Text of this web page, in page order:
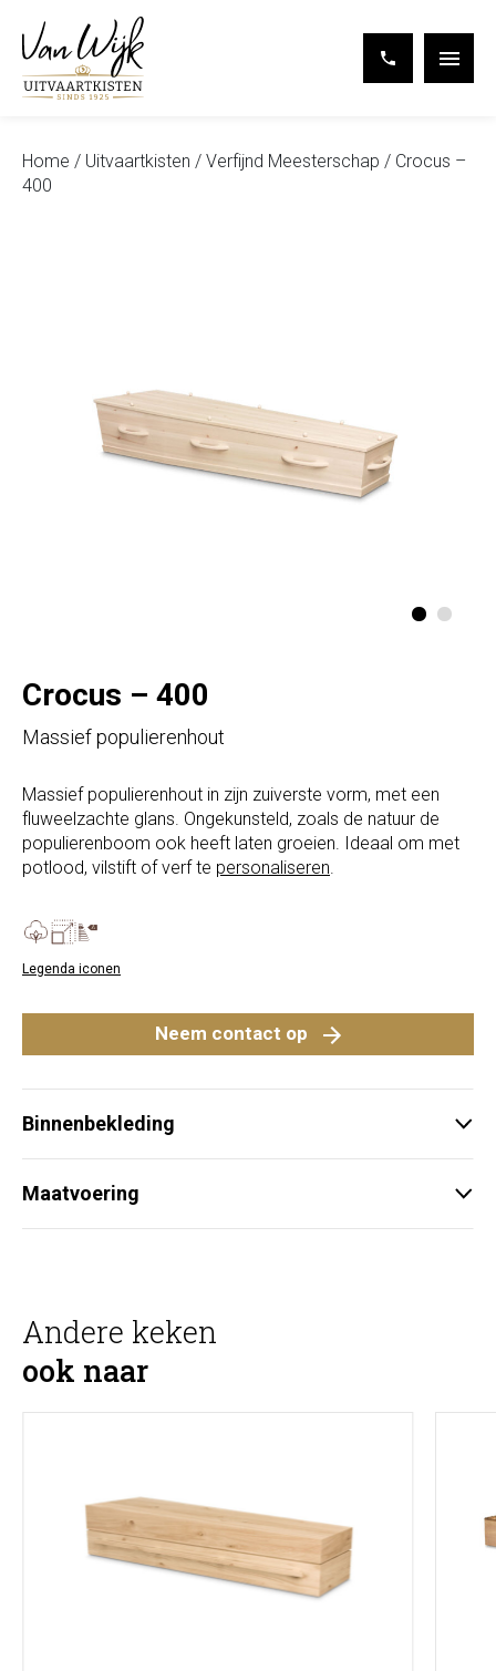
Ga naar de inhoud
Home / Uitvaartkisten / Verfijnd Meesterschap / Crocus –
400
Crocus – 400
Massief populierenhout
Massief populierenhout in zijn zuiverste vorm, met een
fluweelzachte glans. Ongekunsteld, zoals de natuur de
populierenboom ook heeft laten groeien. Ideaal om met
potlood, vilstift of verf te personaliseren.
Legenda iconen
Neem contact op
Binnenbekleding
Maatvoering
Andere keken
ook naar